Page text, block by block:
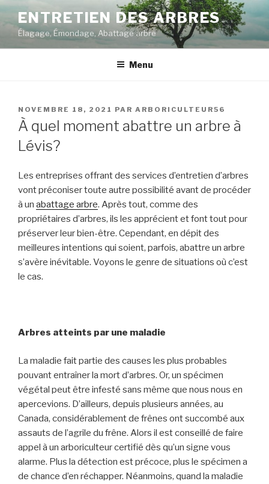
Aller
au
contenu
principal
ENTRETIEN DES ARBRES
Élagage, Émondage, Abattage arbre
Menu
PUBLIÉ
LE
NOVEMBRE 18, 2021 PAR ARBORICULTEUR56
À quel moment abattre un arbre à
Lévis?
Les entreprises offrant des services d’entretien d’arbres
vont préconiser toute autre possibilité avant de procéder
à un abattage arbre. Après tout, comme des
propriétaires d’arbres, ils les apprécient et font tout pour
préserver leur bien-être. Cependant, en dépit des
meilleures intentions qui soient, parfois, abattre un arbre
s’avère inévitable. Voyons le genre de situations où c’est
le cas.
Arbres atteints par une maladie
La maladie fait partie des causes les plus probables
pouvant entraîner la mort d’arbres. Or, un spécimen
végétal peut être infesté sans même que nous nous en
apercevions. D’ailleurs, depuis plusieurs années, au
Canada, considérablement de frênes ont succombé aux
assauts de l’agrile du frêne. Alors il est conseillé de faire
appel à un arboriculteur certifié dès qu’un signe vous
alarme. Plus la détection est précoce, plus le spécimen a
de chance d’en réchapper. Néanmoins, quand la maladie